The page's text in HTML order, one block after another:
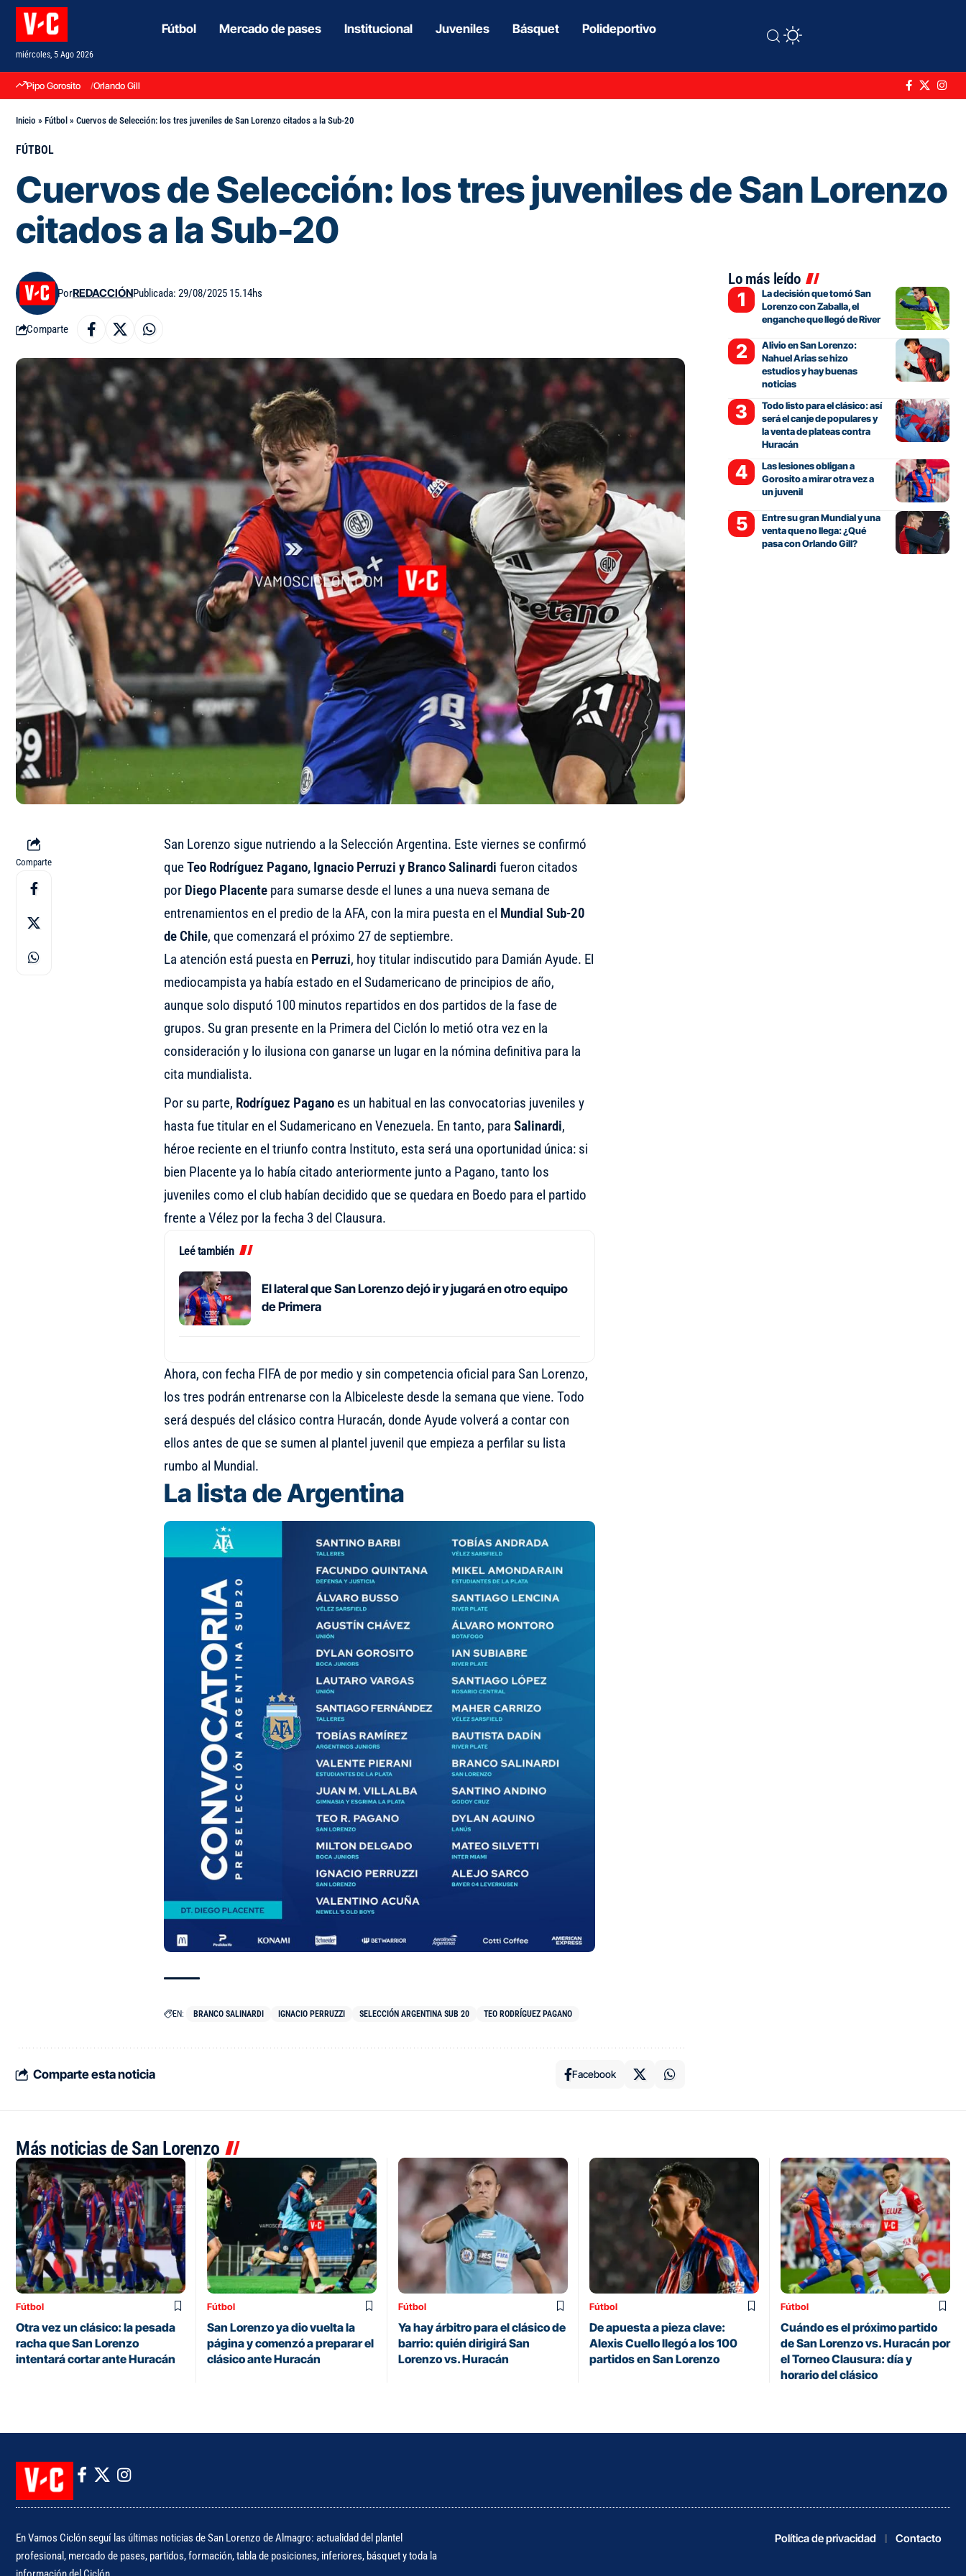
miércoles, 5 Ago 2026
Fútbol Mercado de pases Institucional Juveniles Básquet Polideportivo
Pipo Gorosito Orlando Gill
Inicio » Fútbol » Cuervos de Selección: los tres juveniles de San Lorenzo citados a la Sub-20
FÚTBOL
Cuervos de Selección: los tres juveniles de San Lorenzo
citados a la Sub-20
PorREDACCIÓNPublicada: 29/08/2025 15.14hs
Comparte
Comparte
San Lorenzo sigue nutriendo a la Selección Argentina. Este viernes se confirmó
queTeo Rodríguez Pagano, Ignacio Perruzi y Branco Salinardi fueron citados
por Diego Placentepara sumarse desde el lunes a una nueva semana de
entrenamientos en el predio de la AFA, con la mira puesta en el Mundial Sub-20
de Chile, que comenzará el próximo 27 de septiembre.
La atención está puesta en Perruzi, hoy titular indiscutido para Damián Ayude. El
mediocampista ya había estado en el Sudamericano de principios de año,
aunque solo disputó 100 minutos repartidos en dos partidos de la fase de
grupos. Su gran presente en la Primera del Ciclón lo metió otra vez en la
consideración y lo ilusiona con ganarse un lugar en la nómina definitiva para la
cita mundialista.
Por su parte, Rodríguez Paganoes un habitual en las convocatorias juveniles y
hasta fue titular en el Sudamericano en Venezuela. En tanto, para Salinardi,
héroe reciente en el triunfo contra Instituto, esta será una oportunidad única: si
bien Placente ya lo había citado anteriormente junto a Pagano, tanto los
juveniles como el club habían decidido que se quedara en Boedo para el partido
frente a Vélez por la fecha 3 del Clausura.
Leé también
El lateral que San Lorenzo dejó ir y jugará en otro equipo
de Primera
Ahora, con fecha FIFA de por medio y sin competencia oficial para San Lorenzo,
los tres podrán entrenarse con la Albiceleste desde la semana que viene. Todo
será después del clásico contra Huracán, donde Ayude volverá a contar con
ellos antes de que se sumen al plantel juvenil que empieza a perfilar su lista
rumbo al Mundial.
La lista de Argentina
EN: BRANCO SALINARDI IGNACIO PERRUZZI SELECCIÓN ARGENTINA SUB 20 TEO RODRÍGUEZ PAGANO
Comparte esta noticia Facebook
Lo más leído
La decisión que tomó San
Lorenzo con Zaballa, el
enganche que llegó de River
Alivio en San Lorenzo:
Nahuel Arias se hizo
estudios y hay buenas
noticias
Todo listo para el clásico: así
será el canje de populares y
la venta de plateas contra
Huracán
Las lesiones obligan a
Gorosito a mirar otra vez a
un juvenil
Entre su gran Mundial y una
venta que no llega: ¿Qué
pasa con Orlando Gill?
Más noticias de San Lorenzo
Fútbol
Otra vez un clásico: la pesada
racha que San Lorenzo
intentará cortar ante Huracán
Fútbol
San Lorenzo ya dio vuelta la
página y comenzó a preparar el
clásico ante Huracán
Fútbol
Ya hay árbitro para el clásico de
barrio: quién dirigirá San
Lorenzo vs. Huracán
Fútbol
De apuesta a pieza clave:
Alexis Cuello llegó a los 100
partidos en San Lorenzo
Fútbol
Cuándo es el próximo partido
de San Lorenzo vs. Huracán por
el Torneo Clausura: día y
horario del clásico
En Vamos Ciclón seguí las últimas noticias de San Lorenzo de Almagro: actualidad del plantel
profesional, mercado de pases, partidos, formación, tabla de posiciones, inferiores, básquet y toda la
Política de privacidad Contacto